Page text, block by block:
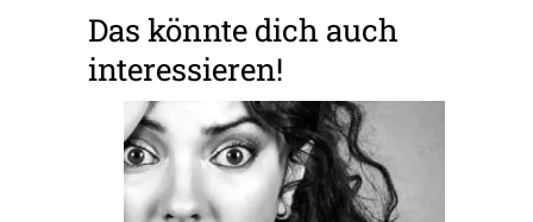
Das könnte dich auch
interessieren!